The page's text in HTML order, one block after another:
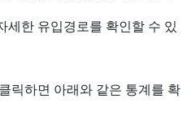
세한 유입경로를 확인할 수 있
릭하면 아래와 같은 통계를 확